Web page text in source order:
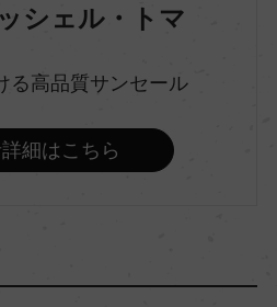
ン 100%
シェル・トマ
る高品質サンセール
細はこちら